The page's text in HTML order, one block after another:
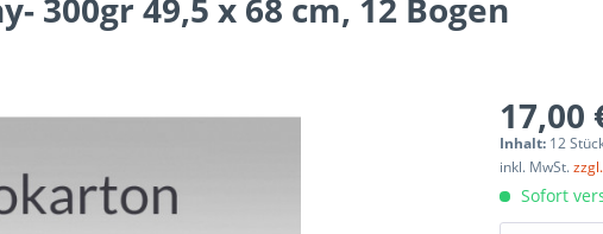
300gr 49,5 x 68 cm, 12 Bogen
17,00
Inhalt: 12
inkl. MwSt.
Sofort